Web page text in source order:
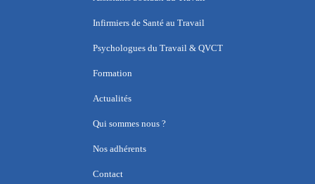
Infirmiers de Santé au Travail
Psychologues du Travail & QVCT
Formation
Actualités
Qui sommes nous ?
Nos adhérents
Contact